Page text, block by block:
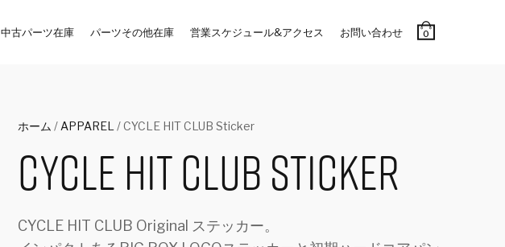
中古パーツ在庫 パーツその他在庫 営業スケジュール&アクセス お問い合わせ 0
ホーム / APPAREL / CYCLE HIT CLUB Sticker
CYCLE HIT CLUB Sticker
CYCLE HIT CLUB Original ステッカー。